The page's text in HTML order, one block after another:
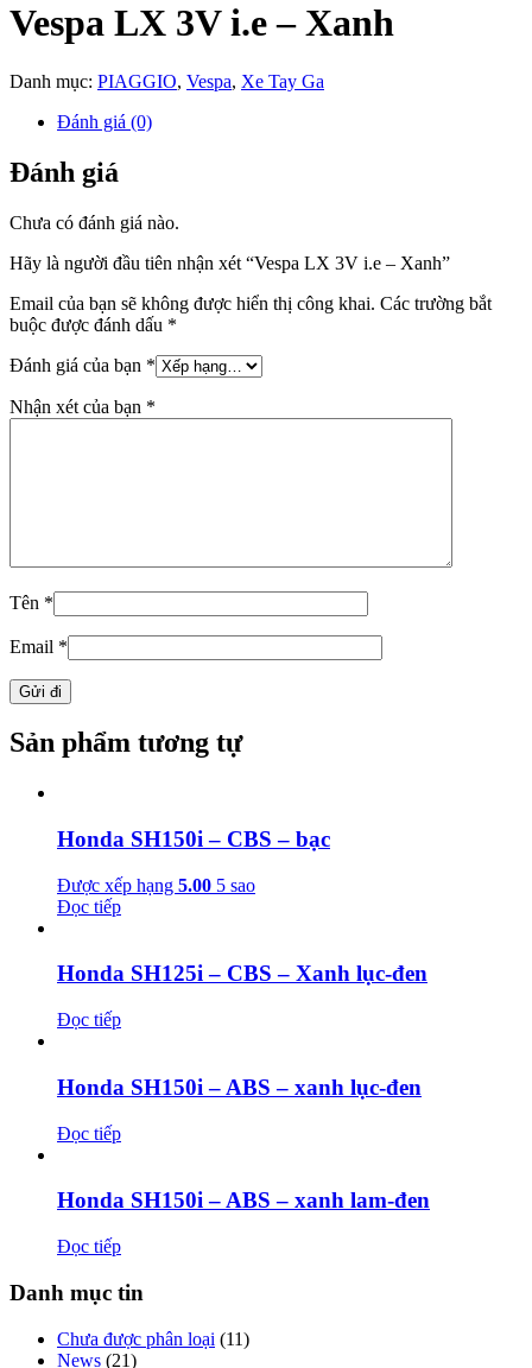
Vespa LX 3V i.e – Xanh
Danh mục: PIAGGIO, Vespa, Xe Tay Ga
Đánh giá (0)
Đánh giá
Chưa có đánh giá nào.
Hãy là người đầu tiên nhận xét “Vespa LX 3V i.e – Xanh”
Email của bạn sẽ không được hiển thị công khai. Các trường bắt
buộc được đánh dấu *
Đánh giá của bạn *
Nhận xét của bạn *
Tên *
Email *
Sản phẩm tương tự
Honda SH150i – CBS – bạc
Được xếp hạng 5.00 5 sao
Đọc tiếp
Honda SH125i – CBS – Xanh lục-đen
Đọc tiếp
Honda SH150i – ABS – xanh lục-đen
Đọc tiếp
Honda SH150i – ABS – xanh lam-đen
Đọc tiếp
Danh mục tin
Chưa được phân loại (11)
News (21)